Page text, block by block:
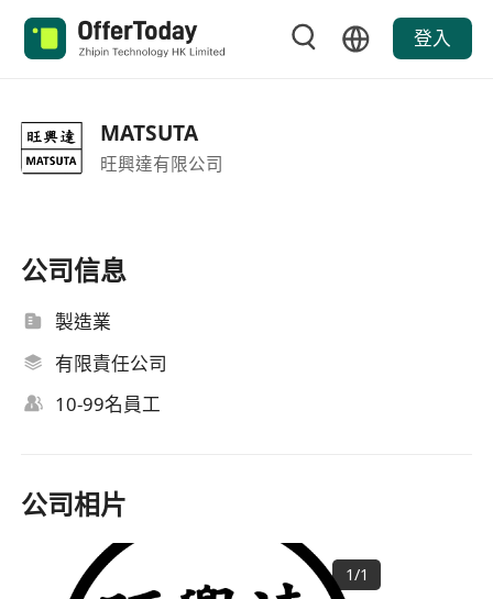
登入
MATSUTA
旺興達有限公司
公司信息
製造業
有限責任公司
10-99名員工
公司相片
1/1